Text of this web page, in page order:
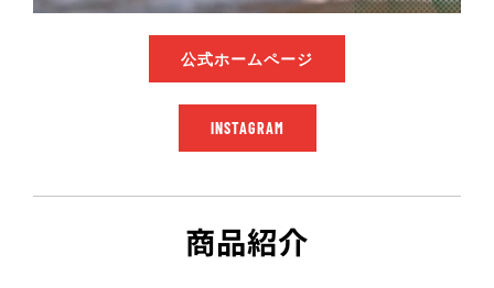
公式ホームページ
INSTAGRAM
商品紹介